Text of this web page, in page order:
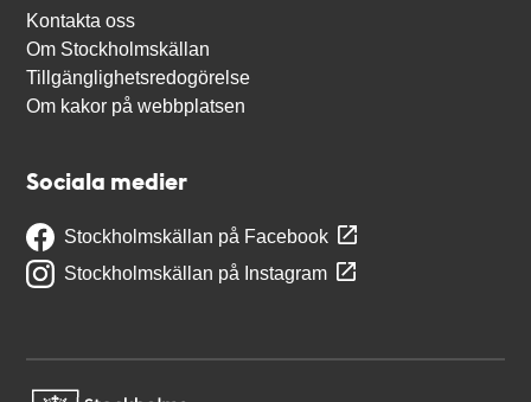
Kontakta oss
Om Stockholmskällan
Tillgänglighetsredogörelse
Om kakor på webbplatsen
Sociala medier
Stockholmskällan på Facebook
Stockholmskällan på Instagram